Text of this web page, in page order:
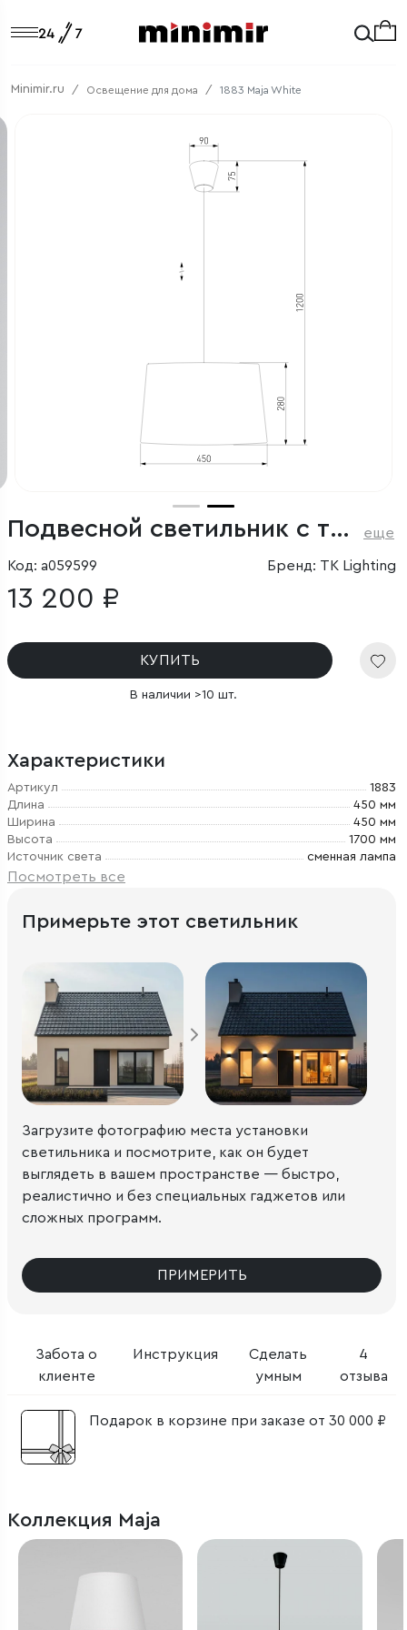
Minimir.ru Освещение для дома 1883 Maja White
Подвесной светильник с тканевым плафоном еще
Код: a059599 Бренд: TK Lighting
13 200 ₽
КУПИТЬ
В наличии >10 шт.
Характеристики
Артикул
1883
Длина
450 мм
Ширина
450 мм
Высота
1700 мм
Источник света
сменная лампа
Посмотреть все
Забота о
клиенте
Инструкция
Сделать
умным
4
отзыва
Подарок в корзине при заказе от 30 000 ₽
Примерьте этот светильник
Загрузите фотографию места установки
светильника и посмотрите, как он будет
выглядеть в вашем пространстве — быстро,
реалистично и без специальных гаджетов или
сложных программ.
ПРИМЕРИТЬ
Коллекция Maja